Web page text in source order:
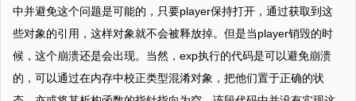
中并避免这个问题是可能的，只要player保持打开，通过获取到这
些对象的引用，这样对象就不会被释放掉。但是当player销毁的时
候，这个崩溃还是会出现。当然，exp执行的代码是可以避免崩溃
的，可以通过在内存中校正类型混淆对象，把他们置于正确的状